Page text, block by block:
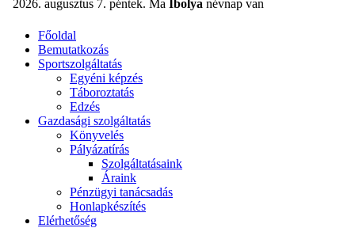
Főoldal
Bemutatkozás
Sportszolgáltatás
Egyéni képzés
Táboroztatás
Edzés
Gazdasági szolgáltatás
Könyvelés
Pályázatírás
Szolgáltatásaink
Áraink
Pénzügyi tanácsadás
Honlapkészítés
Elérhetőség